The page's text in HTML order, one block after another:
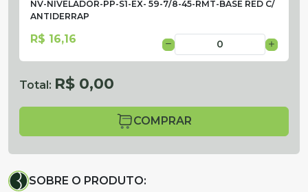
NV-NIVELADOR-PP-S1-EX- 59-7/8-45-RMT-BASE RED C/
ANTIDERRAP
R$ 16,16
Total: R$ 0,00
COMPRAR
SOBRE O PRODUTO: